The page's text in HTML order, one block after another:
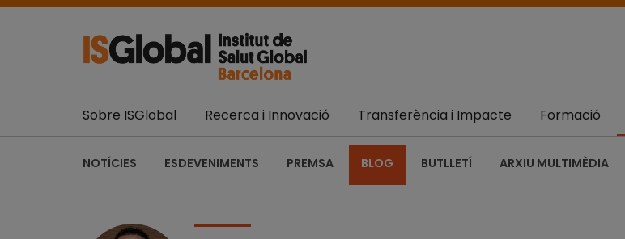
Sobre ISGlobal Recerca i Innovació Transferència i Impacte Formació
NOTÍCIES ESDEVENIMENTS PREMSA BLOG BUTLLETÍ ARXIU MULTIMÈDIA